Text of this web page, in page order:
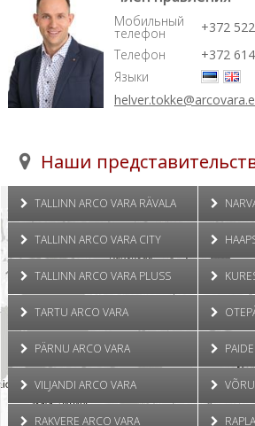
Мобильный
телефон
+372
Телефон
+372
Языки
Наши
TALLINN ARCO VARA RÄVALA
TALLINN ARCO VARA CITY
TALLINN ARCO VARA PLUSS
TARTU ARCO VARA
PÄRNU ARCO VARA
VILJANDI ARCO VARA
RAKVERE ARCO VARA